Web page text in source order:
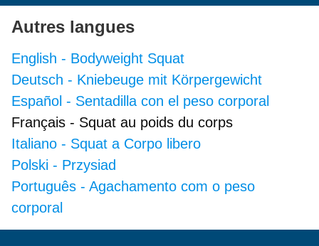
Autres langues
English - Bodyweight Squat
Deutsch - Kniebeuge mit Körpergewicht
Español - Sentadilla con el peso corporal
Français - Squat au poids du corps
Italiano - Squat a Corpo libero
Polski - Przysiad
Português - Agachamento com o peso
corporal